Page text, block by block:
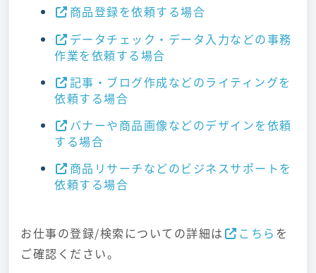
商品登録を依頼する場合
データチェック・データ入力などの事務
作業を依頼する場合
記事・ブログ作成などのライティングを
依頼する場合
バナーや商品画像などのデザインを依頼
する場合
商品リサーチなどのビジネスサポートを
依頼する場合
お仕事の登録/検索についての詳細は こちら を
ご確認ください。